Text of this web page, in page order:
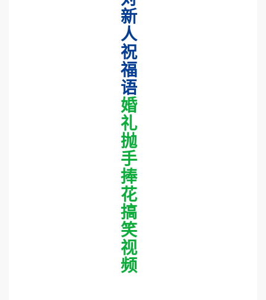
新
人
祝
福
语
婚
礼
抛
手
捧
花
搞
笑
视
频